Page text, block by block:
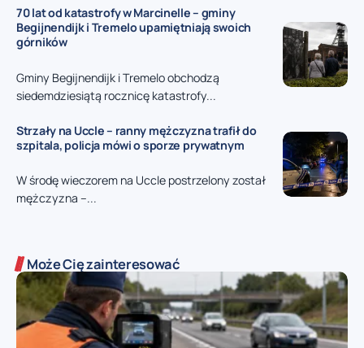
70 lat od katastrofy w Marcinelle – gminy
Begijnendijk i Tremelo upamiętniają swoich
górników
Gminy Begijnendijk i Tremelo obchodzą
siedemdziesiątą rocznicę katastrofy...
Strzały na Uccle – ranny mężczyzna trafił do
szpitala, policja mówi o sporze prywatnym
W środę wieczorem na Uccle postrzelony został
mężczyzna –...
Może Cię zainteresować